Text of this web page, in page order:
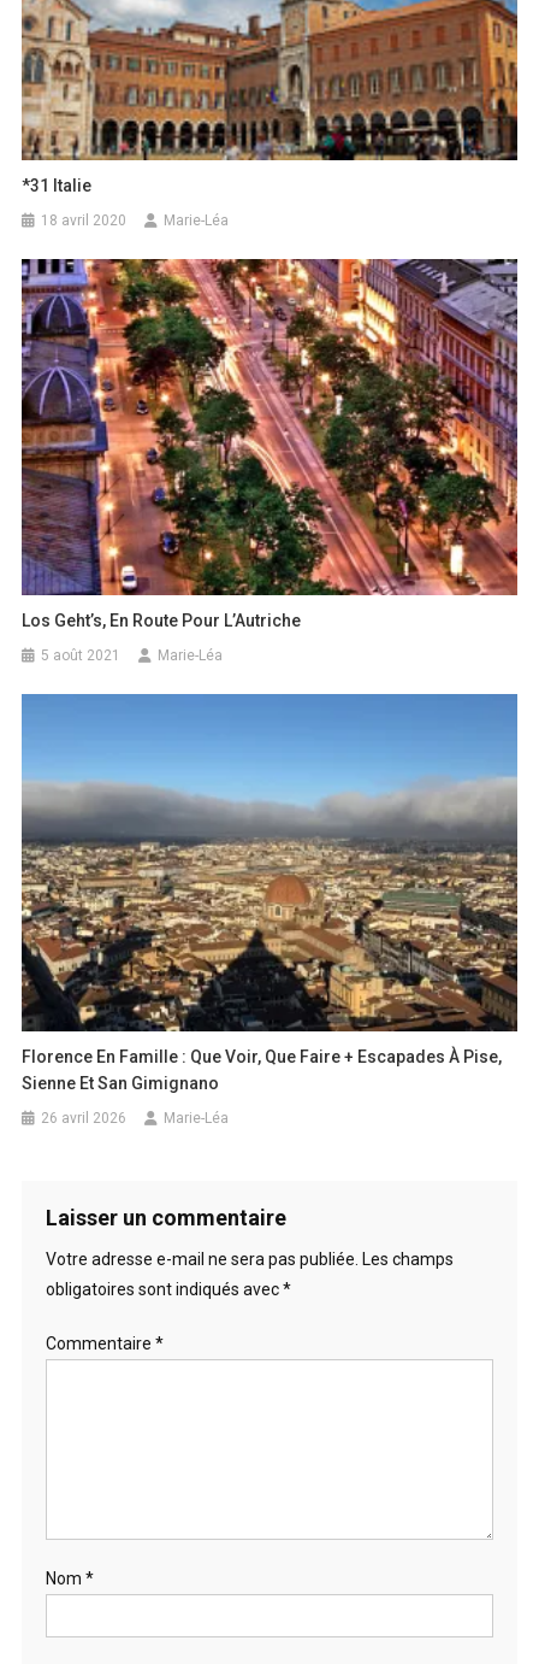
*31 Italie
18 avril 2020 Marie-Léa
Los Geht’s, En Route Pour L’Autriche
5 août 2021 Marie-Léa
Florence En Famille : Que Voir, Que Faire + Escapades À Pise,
Sienne Et San Gimignano
26 avril 2026 Marie-Léa
Laisser un commentaire
Votre adresse e-mail ne sera pas publiée. Les champs
obligatoires sont indiqués avec*
Commentaire *
Nom *